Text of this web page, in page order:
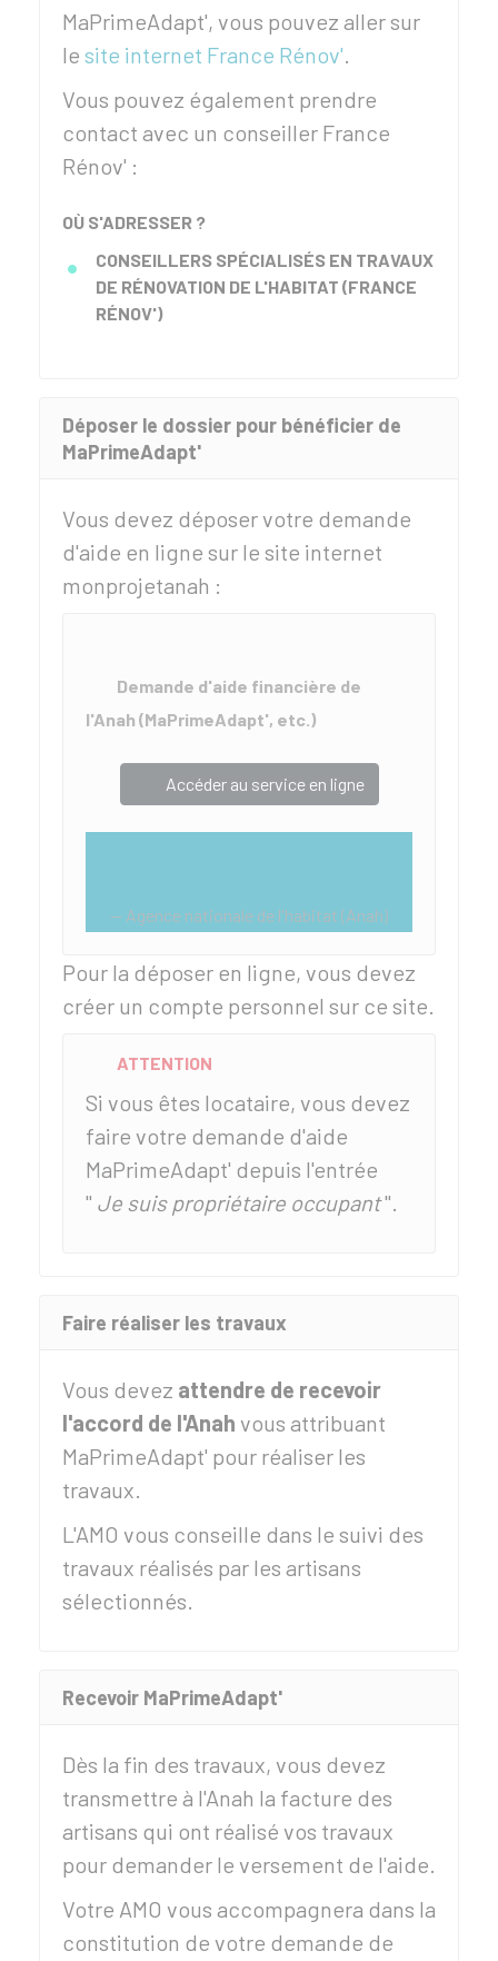
MaPrimeAdapt', vous pouvez aller sur
le site internet France Rénov'.
Vous pouvez également prendre
contact avec un conseiller France
Rénov' :
OÙ S'ADRESSER ?
CONSEILLERS SPÉCIALISÉS EN TRAVAUX
DE RÉNOVATION DE L'HABITAT (FRANCE
RÉNOV')
Déposer le dossier pour bénéficier de
MaPrimeAdapt'
Vous devez déposer votre demande
d'aide en ligne sur le site internet
monprojetanah :
Demande d'aide financière de
l'Anah (MaPrimeAdapt', etc.)
Accéder au service en ligne
Agence nationale de l'habitat (Anah)
Pour la déposer en ligne, vous devez
créer un compte personnel sur ce site.
ATTENTION
Si vous êtes locataire, vous devez
faire votre demande d'aide
MaPrimeAdapt' depuis l'entrée
" Je suis propriétaire occupant".
Faire réaliser les travaux
Vous devez attendre de recevoir
l'accord de l'Anah vous attribuant
MaPrimeAdapt' pour réaliser les
travaux.
L'AMO vous conseille dans le suivi des
travaux réalisés par les artisans
sélectionnés.
Recevoir MaPrimeAdapt'
Dès la fin des travaux, vous devez
transmettre à l'Anah la facture des
artisans qui ont réalisé vos travaux
pour demander le versement de l'aide.
Votre AMO vous accompagnera dans la
constitution de votre demande de